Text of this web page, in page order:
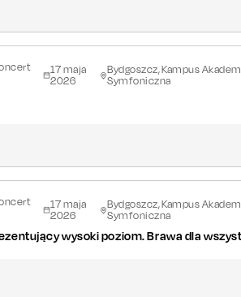
17 maja
2026
Bydgoszcz, Kampus
Symfoniczna
17 maja
2026
Bydgoszcz, Kampus
Symfoniczna
wysoki poziom. Brawa dla